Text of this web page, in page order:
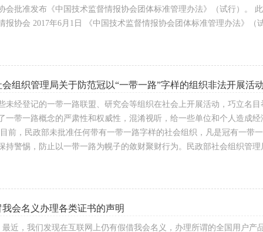
会批准发布《中国技术监督情报协会团体标准管理办法》（试行）。
报协会 2017年6月1日 《中国技术监督情报协会团体标准管理办法》（
组织管理局关于防范冠以“一带一路”字样的组织非法开展活
未经登记的一带一路联盟、研究会等组织在社会上开展活动，巧立名
一带一路概念的严肃性和权威性，混淆视听，给一些单位和个人造成
前，民政部未批准任何带有一带一路字样的社会组织，凡是冠有一带
持警惕，防止以一带一路为幌子的敛财聚财行为。民政部社会组织管
会名义办理各类证书的声明
最近，我们发现在互联网上仍有假借我会名义，办理所谓的全国用户